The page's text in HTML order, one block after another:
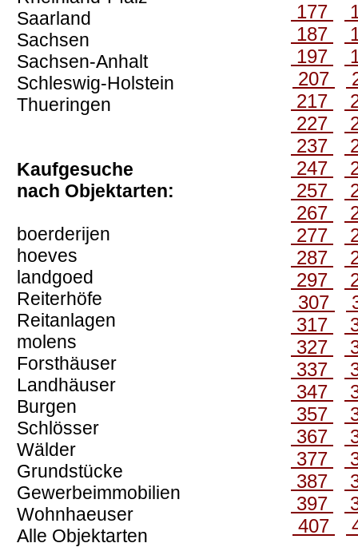
Saarland
Sachsen
Sachsen-Anhalt
Schleswig-Holstein
Thueringen
Kaufgesuche
nach Objektarten:
boerderijen
hoeves
landgoed
Reiterhöfe
Reitanlagen
molens
Forsthäuser
Landhäuser
Burgen
Schlösser
Wälder
Grundstücke
Gewerbeimmobilien
Wohnhaeuser
Alle Objektarten
177
187
197
207
217
227
237
247
257
267
277
287
297
307
317
327
337
347
357
367
377
387
397
407